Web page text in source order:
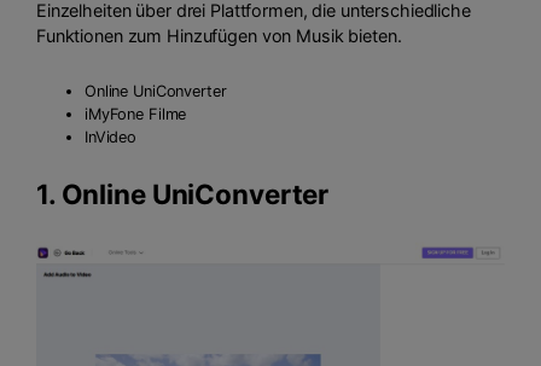
Einzelheiten über drei Plattformen, die unterschiedliche
Funktionen zum Hinzufügen von Musik bieten.
Online UniConverter
iMyFone Filme
InVideo
1. Online UniConverter